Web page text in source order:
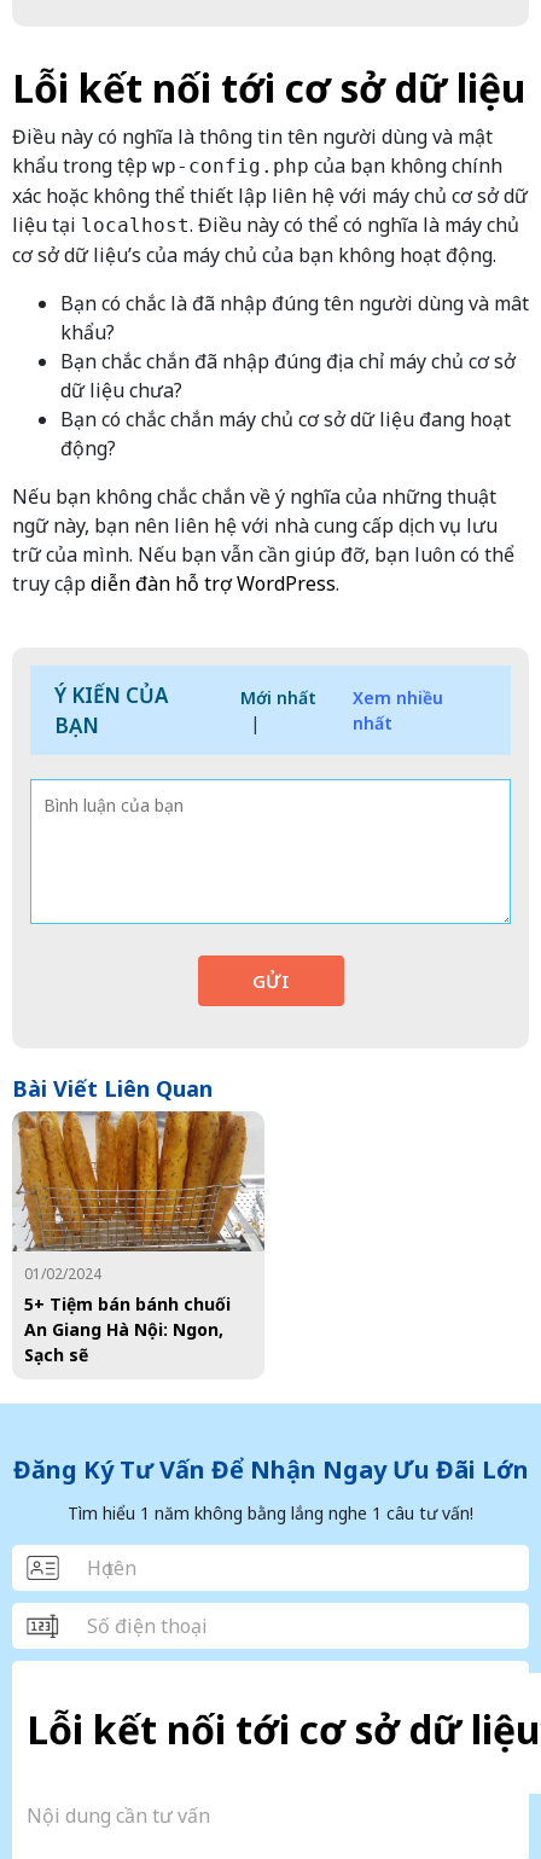
Lỗi kết nối tới cơ sở dữ liệu
Điều này có nghĩa là thông tin tên người dùng và mật
khẩu trong tệp wp-config.php của bạn không chính
xác hoặc không thể thiết lập liên hệ với máy chủ cơ sở dữ
liệu tại localhost. Điều này có thể có nghĩa là máy chủ
cơ sở dữ liệu’s của máy chủ của bạn không hoạt động.
Bạn có chắc là đã nhập đúng tên người dùng và mât
khẩu?
Bạn chắc chắn đã nhập đúng địa chỉ máy chủ cơ sở
dữ liệu chưa?
Bạn có chắc chắn máy chủ cơ sở dữ liệu đang hoạt
động?
Nếu bạn không chắc chắn về ý nghĩa của những thuật
ngữ này, bạn nên liên hệ với nhà cung cấp dịch vụ lưu
trữ của mình. Nếu bạn vẫn cần giúp đỡ, bạn luôn có thể
truy cậpdiễn đàn hỗ trợ WordPress.
Ý KIẾN CỦA
BẠN
Mới nhất
|
Xem nhiều
nhất
GỬI
Bài Viết Liên Quan
01/02/2024
5+ Tiệm bán bánh chuối
An Giang Hà Nội: Ngon,
Sạch sẽ
Đăng Ký Tư Vấn Để Nhận Ngay Ưu Đãi Lớn
Tìm hiểu 1 năm không bằng lắng nghe 1 câu tư vấn!
Lỗi kết nối tới cơ sở dữ liệu